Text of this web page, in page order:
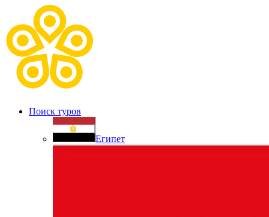
Поиск туров
Египет